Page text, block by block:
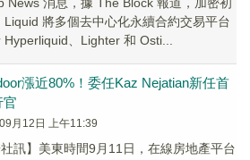
Liquid 將多個去中心化永續合約交易平台
Hyperliquid、Lighter 和 Osti...
漲近80%！委任Kaz Nejatian新任首
官
月12日 上午11:39
社訊】美東時間9月11日，在線房地產平台